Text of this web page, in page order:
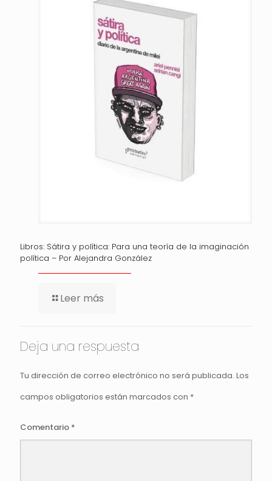
Libros: Sátira y política: Para una teoría de la imaginación
política – Por Alejandra González
Leer más
Deja una respuesta
Tu dirección de correo electrónico no será publicada. Los
campos obligatorios están marcados con *
Comentario *